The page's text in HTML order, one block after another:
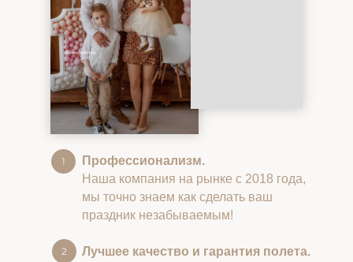
Профессионализм.
Наша компания на рынке с 2018 года,
мы точно знаем как сделать ваш
праздник незабываемым!
Лучшее качество и гарантия полета.